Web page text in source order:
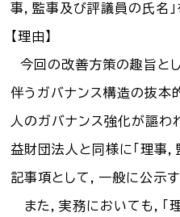
事，監事及び評議員の氏名
【理由】
今回の改善方策の趣旨と
伴うガバナンス構造の抜本
人のガバナンス強化が謳わ
益財団法人と同様に「理事
記事項として，一般に公示
また，実務においても，「